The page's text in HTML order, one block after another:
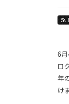
6
ロ
年
け
生命理工学系 News